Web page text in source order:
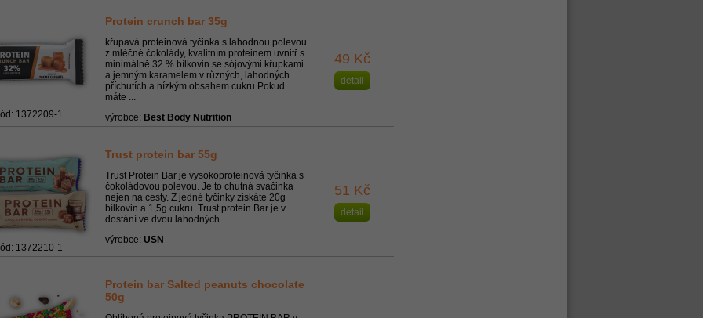
1372209-1
Protein crunch bar 35g
křupavá proteinová tyčinka s lahodnou polevou
z mléčné čokolády, kvalitním proteinem uvnitř s
minimálně 32 % bílkovin se sójovými křupkami
a jemným karamelem v různých, lahodných
příchutích a nízkým obsahem cukru Pokud
máte ...
výrobce: Best Body Nutrition
49 Kč
detail
1372210-1
Trust protein bar 55g
Trust Protein Bar je vysokoproteinová tyčinka s
čokoládovou polevou. Je to chutná svačinka
nejen na cesty. Z jedné tyčinky získáte 20g
bílkovin a 1,5g cukru. Trust protein Bar je v
dostání ve dvou lahodných ...
výrobce: USN
51 Kč
detail
Protein bar Salted peanuts chocolate
50g